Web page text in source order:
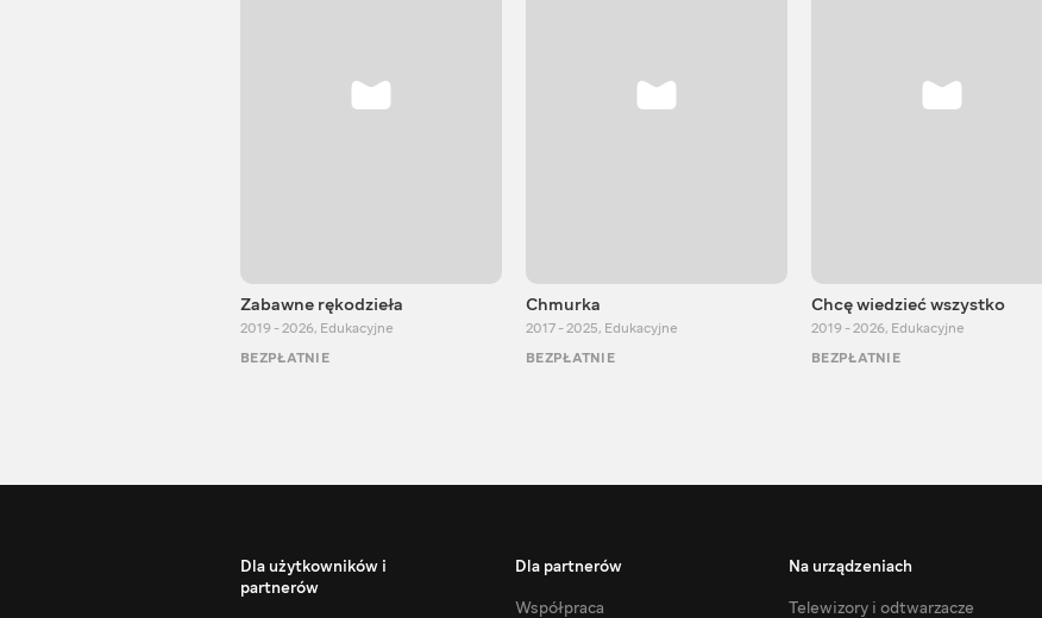
Zabawne rękodzieła
2019 - 2026, Edukacyjne
BEZPŁATNIE
Chmurka
2017 - 2025, Edukacyjne
BEZPŁATNIE
Chcę wiedzieć wszystko
2019 - 2026, Edukacyjne
BEZPŁATNIE
Dla użytkowników i
partnerów
Dla partnerów
Współpraca
Na urządzeniach
Telewizory i odtwarzacze